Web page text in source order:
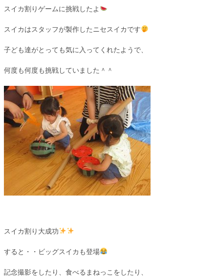
スイカ割りゲームに挑戦したよ
スイカはスタッフが製作したニセスイカです
子ども達がとっても気に入ってくれたようで、
何度も何度も挑戦していました＾＾
スイカ割り大成功
すると・・ビッグスイカも登場
記念撮影をしたり、食べるまねっこをしたり、